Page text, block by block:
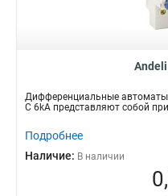
Дифференциальные автоматы
С 6kA представляют собой
Подробнее
Наличие: В наличии